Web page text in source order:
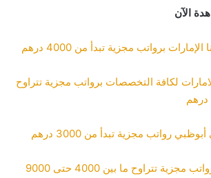
الآن
برواتب مجزية تبدأ من 4000 درهم
لكافة التخصصات برواتب مجزية تتراوح
رواتب مجزية تبدأ من 3000 درهم
وظائف بلدية العين برواتب مجزية تتراوح ما بين 4000 حتى 9000